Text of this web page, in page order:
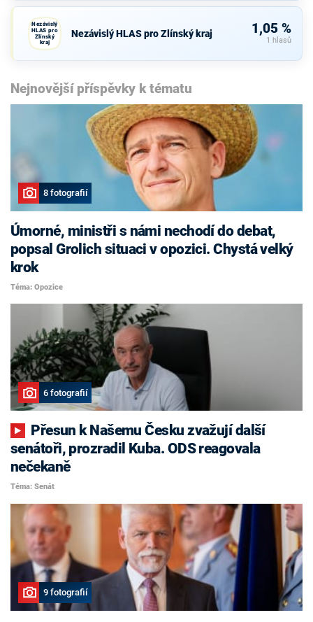
Nezávislý
HLAS pro
Zlínský
kraj
Nezávislý HLAS pro Zlínský kraj 1,05 %
1 hlasů
Nejnovější příspěvky k tématu
8 fotografií
Úmorné, ministři s námi nechodí do debat,
popsal Grolich situaci v opozici. Chystá velký
krok
Téma: Opozice
6 fotografií
senátoři, prozradil Kuba. ODS reagovala
nečekaně
Téma: Senát
9 fotografií